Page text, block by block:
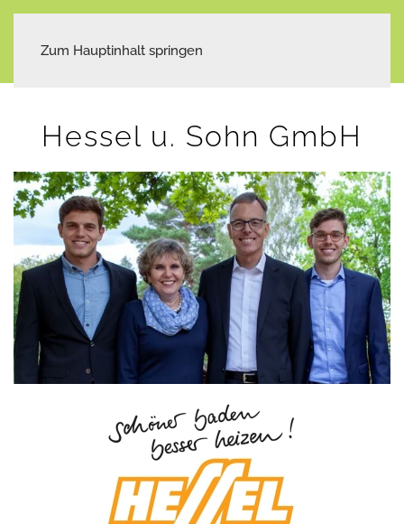
Zum Hauptinhalt springen
Hessel u. Sohn GmbH